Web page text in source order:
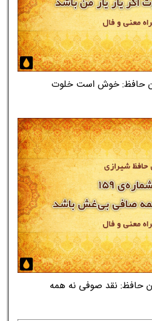
۱۶۰ دیوان حافظ: خوش است خلوت
۱۵۹ دیوان حافظ: نقد صوفی نه همه